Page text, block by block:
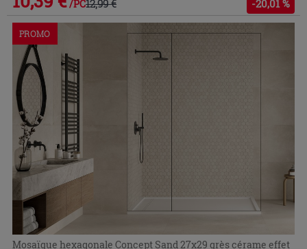
/PC12,99 € -20,01 %
PROMO
Mosaïque hexagonale Concept Sand 27x29 grès cérame effet